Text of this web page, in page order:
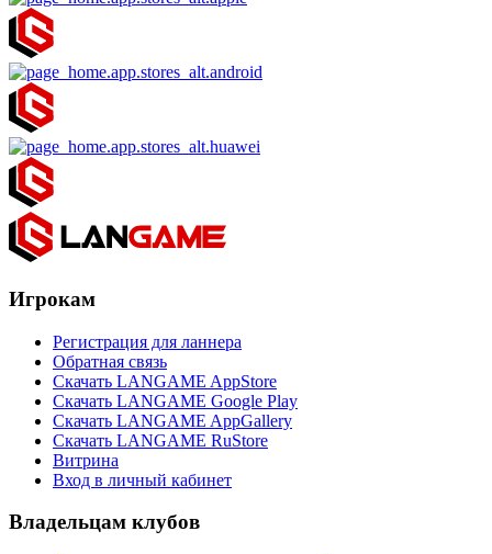
Игрокам
Регистрация для ланнера
Обратная связь
Скачать LANGAME AppStore
Скачать LANGAME Google Play
Скачать LANGAME AppGallery
Скачать LANGAME RuStore
Витрина
Вход в личный кабинет
Владельцам клубов